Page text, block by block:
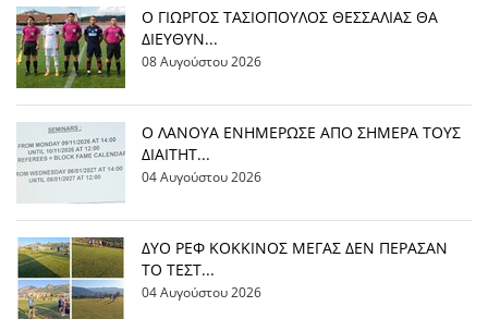
Ο ΓΙΩΡΓΟΣ ΤΑΣΙΟΠΟΥΛΟΣ ΘΕΣΣΑΛΙΑΣ ΘΑ
ΔΙΕΥΘΥΝ...
08 Αυγούστου 2026
Ο ΛΑΝΟΥΑ ΕΝΗΜΕΡΩΣΕ ΑΠΟ ΣΗΜΕΡΑ ΤΟΥΣ
ΔΙΑΙΤΗΤ...
04 Αυγούστου 2026
ΔΥΟ ΡΕΦ ΚΟΚΚΙΝΟΣ ΜΕΓΑΣ ΔΕΝ ΠΕΡΑΣΑΝ
ΤΟ ΤΕΣΤ...
04 Αυγούστου 2026